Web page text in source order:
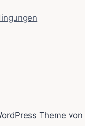
Theme von